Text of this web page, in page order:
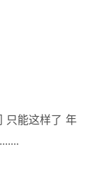
只能这样了 年